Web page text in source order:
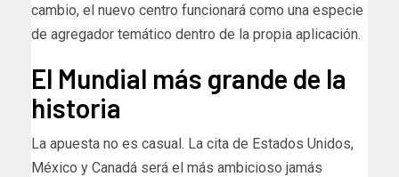
cambio, el nuevo centro funcionará como una especie
de agregador temático dentro de la propia aplicación.
El Mundial más grande de la
historia
La apuesta no es casual. La cita de Estados Unidos,
México y Canadá será el más ambicioso jamás